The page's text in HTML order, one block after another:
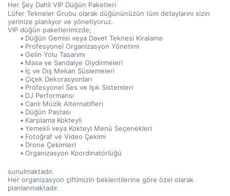
Her Şey Dahil VIP Düğün Paketleri
Lüfer Tekneler Grubu olarak düğününüzün tüm detaylarını sizin
yerinize planlıyor ve yönetiyoruz.
VIP düğün paketlerimizde;
Düğün Gemisi veya Davet Teknesi Kiralama
Profesyonel Organizasyon Yönetimi
Gelin Yolu Tasarımı
Masa ve Sandalye Giydirmeleri
İç ve Dış Mekan Süslemeleri
Çiçek Dekorasyonları
Profesyonel Ses ve Işık Sistemleri
DJ Performansı
Canlı Müzik Alternatifleri
Düğün Pastası
Karşılama Kokteyli
Yemekli veya Kokteyl Menü Seçenekleri
Fotoğraf ve Video Çekimi
Drone Çekimleri
Organizasyon Koordinatörlüğü
sunulmaktadır.
Her organizasyon çiftimizin beklentilerine göre özel olarak
planlanmaktadır.